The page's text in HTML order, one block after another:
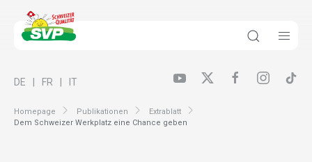
Homepage Publikationen
Extrablatt
Dem Schweizer Werkplatz eine Chance geben
DE FR IT